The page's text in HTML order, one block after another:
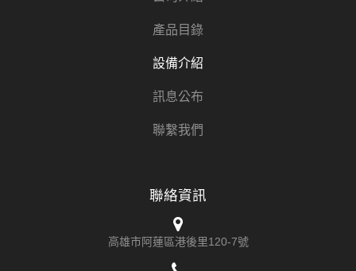
產品目錄
設備介紹
訊息公布
聯繫我們
聯絡資訊
高雄市阿蓮區港後里120-7號